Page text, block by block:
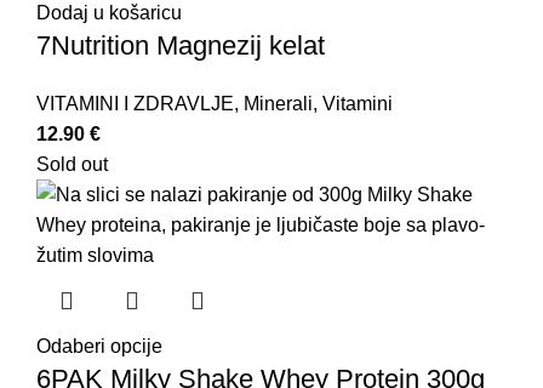
Dodaj u košaricu
7Nutrition Magnezij kelat
VITAMINI I ZDRAVLJE, Minerali, Vitamini
12.90 €
Sold out
Odaberi opcije
6PAK Milky Shake Whey Protein 300g